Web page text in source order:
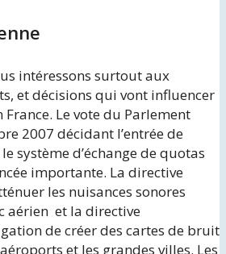
intéressons surtout aux
et décisions qui vont influencer
Le vote du Parlement
2007 décidant l’entrée de
système d’échange de quotas
importante. La directive
les nuisances sonores
aérien et la directive
de créer des cartes de bruit
et les grandes villes. Les